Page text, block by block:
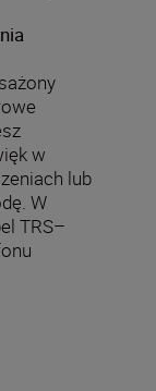
w
lub
W
TRS–